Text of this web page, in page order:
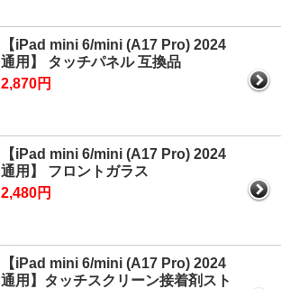
【iPad mini 6/mini (A17 Pro) 2024
通用】 タッチパネル 互換品
2,870円
【iPad mini 6/mini (A17 Pro) 2024
通用】 フロントガラス
2,480円
【iPad mini 6/mini (A17 Pro) 2024
通用】タッチスクリーン接着剤スト